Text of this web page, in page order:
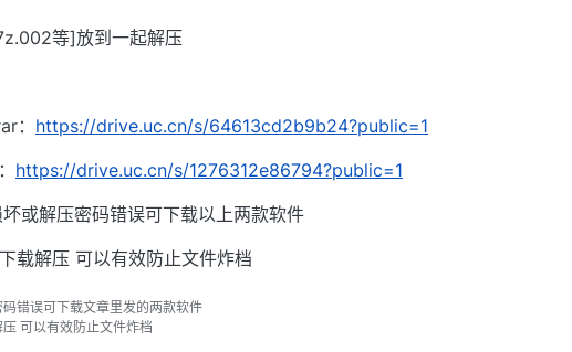
等]放到一起解压
： https://drive.uc.cn/s/64613cd2b9b24?public=1
https://drive.uc.cn/s/1276312e86794?public=1
或解压密码错误可下载以上两款软件
载解压 可以有效防止文件炸档
错误可下载文章里发的两款软件
可以有效防止文件炸档